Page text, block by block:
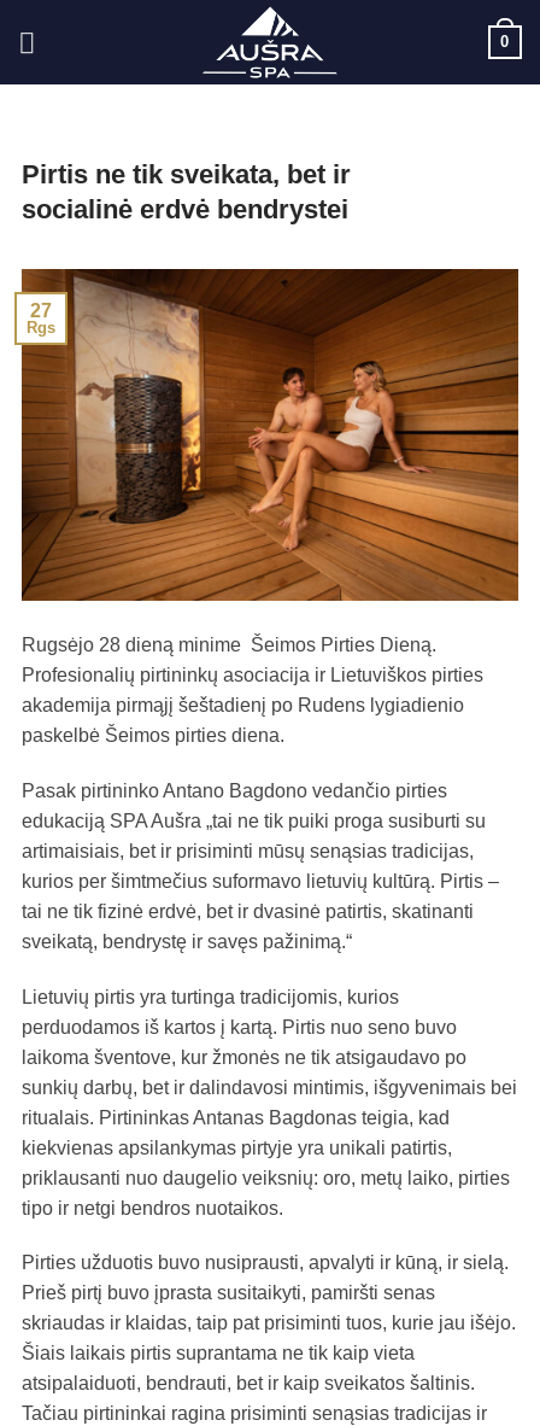
0
Pirtis ne tik sveikata, bet ir
socialinė erdvė bendrystei
27
Rgs
Rugsėjo 28 dieną minime Šeimos Pirties Dieną.
Profesionalių pirtininkų asociacija ir Lietuviškos pirties
akademija pirmąjį šeštadienį po Rudens lygiadienio
paskelbė Šeimos pirties diena.
Pasak pirtininko Antano Bagdono vedančio pirties
edukaciją SPA Aušra „tai ne tik puiki proga susiburti su
artimaisiais, bet ir prisiminti mūsų senąsias tradicijas,
kurios per šimtmečius suformavo lietuvių kultūrą. Pirtis –
tai ne tik fizinė erdvė, bet ir dvasinė patirtis, skatinanti
sveikatą, bendrystę ir savęs pažinimą.“
Lietuvių pirtis yra turtinga tradicijomis, kurios
perduodamos iš kartos į kartą. Pirtis nuo seno buvo
laikoma šventove, kur žmonės ne tik atsigaudavo po
sunkių darbų, bet ir dalindavosi mintimis, išgyvenimais bei
ritualais. Pirtininkas Antanas Bagdonas teigia, kad
kiekvienas apsilankymas pirtyje yra unikali patirtis,
priklausanti nuo daugelio veiksnių: oro, metų laiko, pirties
tipo ir netgi bendros nuotaikos.
Pirties užduotis buvo nusiprausti, apvalyti ir kūną, ir sielą.
Prieš pirtį buvo įprasta susitaikyti, pamiršti senas
skriaudas ir klaidas, taip pat prisiminti tuos, kurie jau išėjo.
Šiais laikais pirtis suprantama ne tik kaip vieta
atsipalaiduoti, bendrauti, bet ir kaip sveikatos šaltinis.
Tačiau pirtininkai ragina prisiminti senąsias tradicijas ir